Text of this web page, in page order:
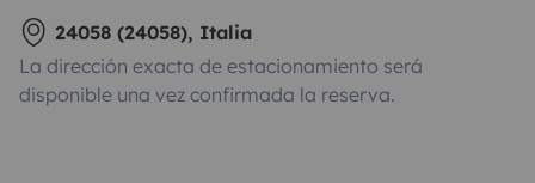
24058 (24058), Italia
La dirección exacta de estacionamiento será
disponible una vez confirmada la reserva.